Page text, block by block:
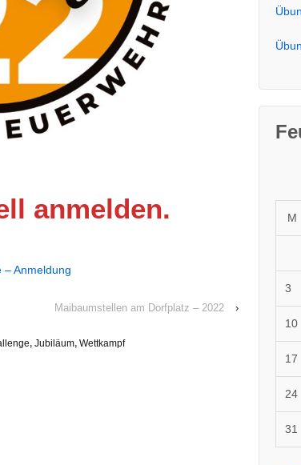
anmelden.
– Anmeldung
Maibaumstellen am Dorfplatz – 2022 ›
, Jubiläum, Wettkampf
M
3
10
17
24
31